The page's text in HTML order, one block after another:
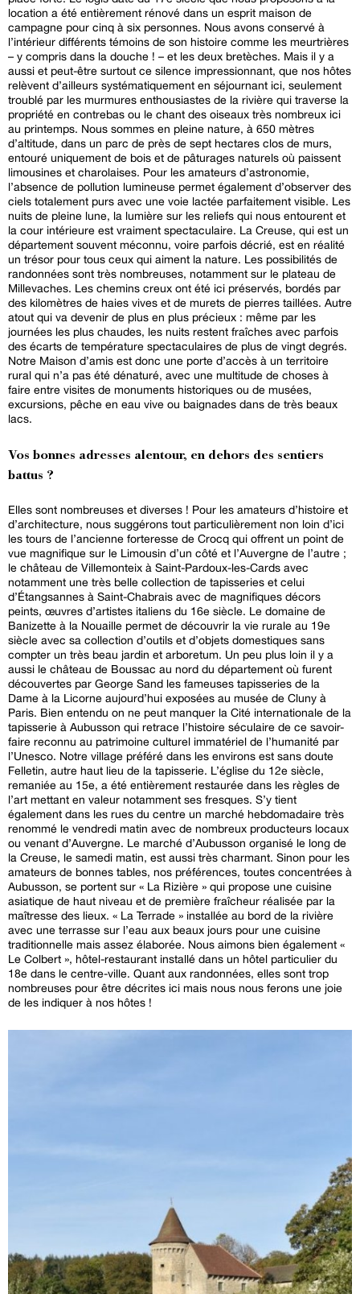
location a été entièrement rénové dans un esprit maison de
campagne pour cinq à six personnes. Nous avons conservé à
l’intérieur différents témoins de son histoire comme les meurtrières
– y compris dans la douche ! – et les deux bretèches. Mais il y a
aussi et peut-être surtout ce silence impressionnant, que nos hôtes
relèvent d’ailleurs systématiquement en séjournant ici, seulement
troublé par les murmures enthousiastes de la rivière qui traverse la
propriété en contrebas ou le chant des oiseaux très nombreux ici
au printemps. Nous sommes en pleine nature, à 650 mètres
d’altitude, dans un parc de près de sept hectares clos de murs,
entouré uniquement de bois et de pâturages naturels où paissent
limousines et charolaises. Pour les amateurs d’astronomie,
l’absence de pollution lumineuse permet également d’observer des
ciels totalement purs avec une voie lactée parfaitement visible. Les
nuits de pleine lune, la lumière sur les reliefs qui nous entourent et
la cour intérieure est vraiment spectaculaire. La Creuse, qui est un
département souvent méconnu, voire parfois décrié, est en réalité
un trésor pour tous ceux qui aiment la nature. Les possibilités de
randonnées sont très nombreuses, notamment sur le plateau de
Millevaches. Les chemins creux ont été ici préservés, bordés par
des kilomètres de haies vives et de murets de pierres taillées. Autre
atout qui va devenir de plus en plus précieux : même par les
journées les plus chaudes, les nuits restent fraîches avec parfois
des écarts de température spectaculaires de plus de vingt degrés.
Notre Maison d’amis est donc une porte d’accès à un territoire
rural qui n’a pas été dénaturé, avec une multitude de choses à
faire entre visites de monuments historiques ou de musées,
excursions, pêche en eau vive ou baignades dans de très beaux
lacs.
Vos bonnes adresses alentour, en dehors des sentiers
battus ?
Elles sont nombreuses et diverses ! Pour les amateurs d’histoire et
d’architecture, nous suggérons tout particulièrement non loin d’ici
les tours de l’ancienne forteresse de Crocq qui offrent un point de
vue magnifique sur le Limousin d’un côté et l’Auvergne de l’autre ;
le château de Villemonteix à Saint-Pardoux-les-Cards avec
notamment une très belle collection de tapisseries et celui
d’Étangsannes à Saint-Chabrais avec de magnifiques décors
peints, œuvres d’artistes italiens du 16e siècle. Le domaine de
Banizette à la Nouaille permet de découvrir la vie rurale au 19e
siècle avec sa collection d’outils et d’objets domestiques sans
compter un très beau jardin et arboretum. Un peu plus loin il y a
aussi le château de Boussac au nord du département où furent
découvertes par George Sand les fameuses tapisseries de la
Dame à la Licorne aujourd’hui exposées au musée de Cluny à
Paris. Bien entendu on ne peut manquer la Cité internationale de la
tapisserie à Aubusson qui retrace l’histoire séculaire de ce savoir-
faire reconnu au patrimoine culturel immatériel de l’humanité par
l’Unesco. Notre village préféré dans les environs est sans doute
Felletin, autre haut lieu de la tapisserie. L’église du 12e siècle,
remaniée au 15e, a été entièrement restaurée dans les règles de
l’art mettant en valeur notamment ses fresques. S’y tient
également dans les rues du centre un marché hebdomadaire très
renommé le vendredi matin avec de nombreux producteurs locaux
ou venant d’Auvergne. Le marché d’Aubusson organisé le long de
la Creuse, le samedi matin, est aussi très charmant. Sinon pour les
amateurs de bonnes tables, nos préférences, toutes concentrées à
Aubusson, se portent sur « La Rizière » qui propose une cuisine
asiatique de haut niveau et de première fraîcheur réalisée par la
maîtresse des lieux. « La Terrade » installée au bord de la rivière
avec une terrasse sur l’eau aux beaux jours pour une cuisine
traditionnelle mais assez élaborée. Nous aimons bien également «
Le Colbert », hôtel-restaurant installé dans un hôtel particulier du
18e dans le centre-ville. Quant aux randonnées, elles sont trop
nombreuses pour être décrites ici mais nous nous ferons une joie
de les indiquer à nos hôtes !